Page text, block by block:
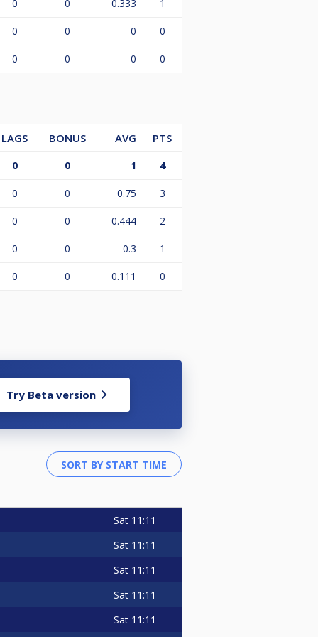
0 0 0.333 1
0 0 0 0
0 0 0 0
LAGS BONUS AVG PTS
0 0 1 4
0 0 0.75 3
0 0 0.444 2
0 0 0.3 1
0 0 0.111 0
Try Beta version
Sat 11:11
Sat 11:11
Sat 11:11
Sat 11:11
Sat 11:11